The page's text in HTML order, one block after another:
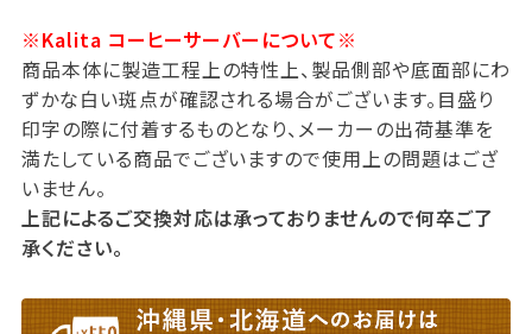
※Kalita コーヒーサーバーについて※
商品本体に製造工程上の特性上、製品側部や底面部にわ
ずかな白い斑点が確認される場合がございます。目盛り
印字の際に付着するものとなり、メーカーの出荷基準を
満たしている商品でございますので使用上の問題はござ
いません。
上記によるご交換対応は承っておりませんので何卒ご了
承ください。